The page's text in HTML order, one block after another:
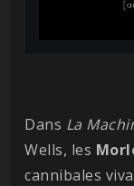
Dans La
Wells, les
cannibales